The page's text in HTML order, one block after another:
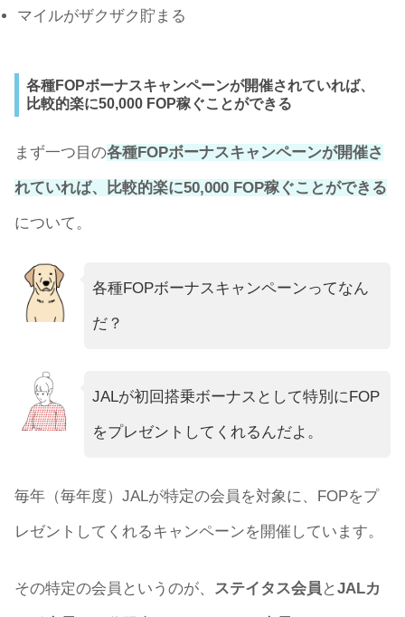
マイルがザクザク貯まる
各種FOPボーナスキャンペーンが開催されていれば、
比較的楽に50,000 FOP稼ぐことができる
まず一つ目の各種FOPボーナスキャンペーンが開催さ
れていれば、比較的楽に50,000 FOP稼ぐことができる
について。
各種FOPボーナスキャンペーンってなん
だ？
JALが初回搭乗ボーナスとして特別にFOP
をプレゼントしてくれるんだよ。
毎年（毎年度）JALが特定の会員を対象に、FOPをプ
レゼントしてくれるキャンペーンを開催しています。
その特定の会員というのが、 ステイタス会員 と JALカ